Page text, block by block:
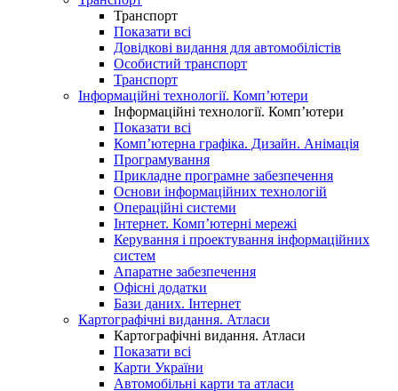
Транспорт
Показати всі
Довідкові видання для автомобілістів
Особистий транспорт
Транспорт
Інформаційні технології. Комп’ютери
Інформаційні технології. Комп’ютери
Показати всі
Комп’ютерна графіка. Дизайн. Анімація
Програмування
Прикладне програмне забезпечення
Основи інформаційних технологій
Операційні системи
Інтернет. Комп’ютерні мережі
Керування і проектування інформаційних
систем
Апаратне забезпечення
Офісні додатки
Бази даних. Інтернет
Картографічні видання. Атласи
Картографічні видання. Атласи
Показати всі
Карти України
Автомобільні карти та атласи